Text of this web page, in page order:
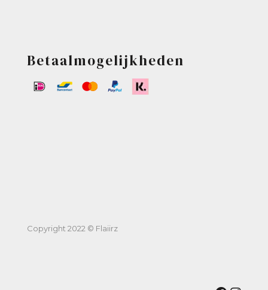
Betaalmogelijkheden
Copyright 2022 © Flaiirz